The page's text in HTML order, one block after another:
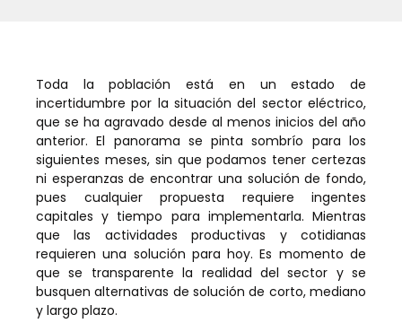
Toda la población está en un estado de
incertidumbre por la situación del sector eléctrico,
que se ha agravado desde al menos inicios del año
anterior. El panorama se pinta sombrío para los
siguientes meses, sin que podamos tener certezas
ni esperanzas de encontrar una solución de fondo,
pues cualquier propuesta requiere ingentes
capitales y tiempo para implementarla. Mientras
que las actividades productivas y cotidianas
requieren una solución para hoy. Es momento de
que se transparente la realidad del sector y se
busquen alternativas de solución de corto, mediano
y largo plazo.